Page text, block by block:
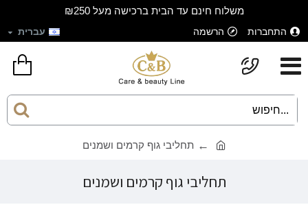
משלוח חינם עד הבית ברכישה מעל ₪250
התחברות הרשמה עברית
תחליבי גוף קרמים ושמנים
תחליבי גוף קרמים ושמנים